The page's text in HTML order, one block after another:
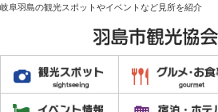
岐阜羽島の観光スポットやイベントなど見所を紹介